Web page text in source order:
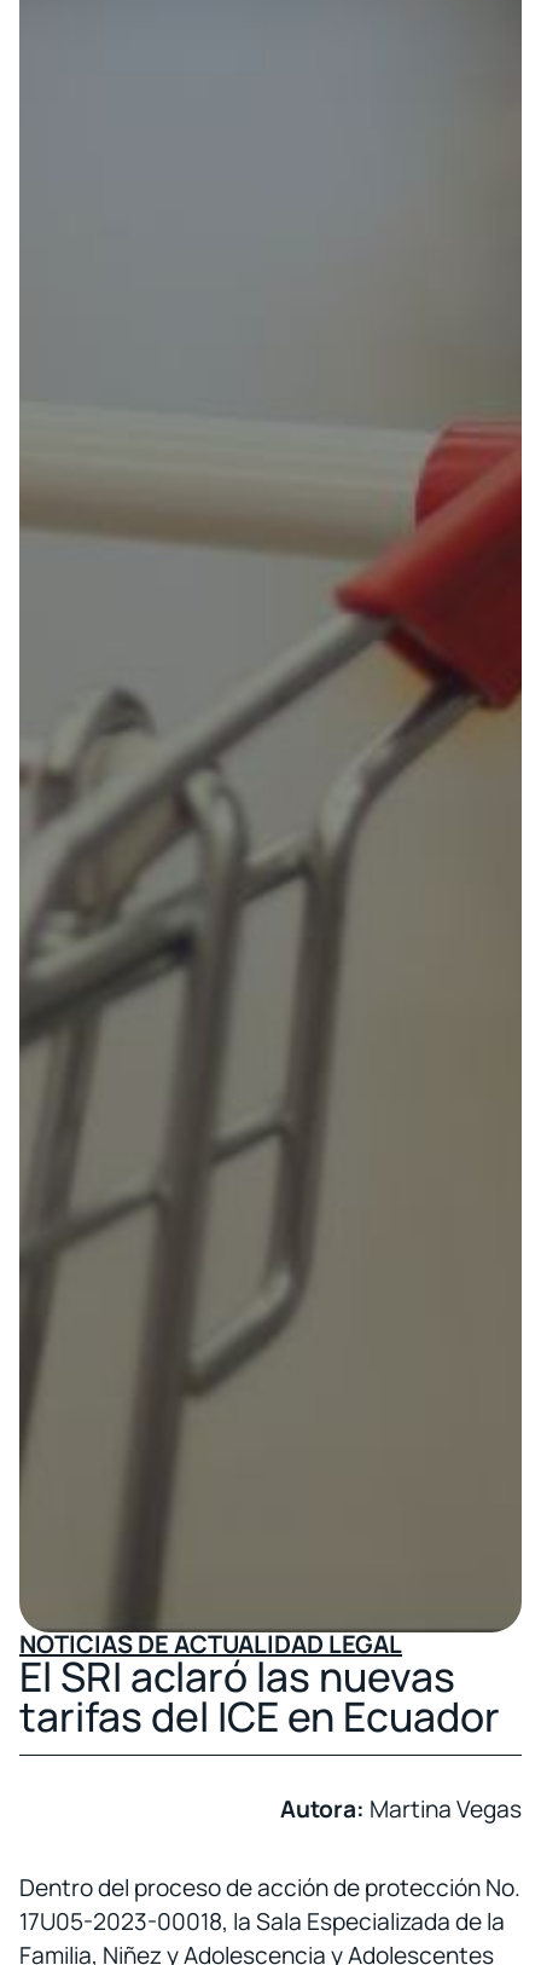
NOTICIAS DE ACTUALIDAD LEGAL
El SRI aclaró las nuevas
tarifas del ICE en Ecuador
Autora: Martina Vegas
Dentro del proceso de acción de protección No.
17U05-2023-00018, la Sala Especializada de la
Familia, Niñez y Adolescencia y Adolescentes